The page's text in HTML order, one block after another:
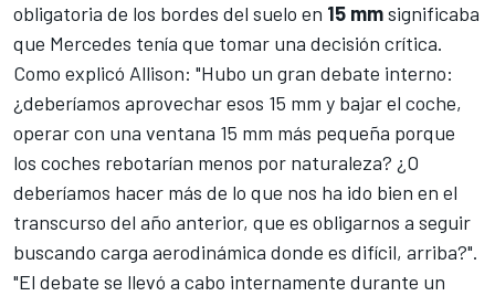
obligatoria de los bordes del suelo en 15 mmsignificaba
que Mercedes tenía que tomar una decisión crítica.
Como explicó Allison: "Hubo un gran debate interno:
¿deberíamos aprovechar esos 15 mm y bajar el coche,
operar con una ventana 15 mm más pequeña porque
los coches rebotarían menos por naturaleza? ¿O
deberíamos hacer más de lo que nos ha ido bien en el
transcurso del año anterior, que es obligarnos a seguir
buscando carga aerodinámica donde es difícil, arriba?".
"El debate se llevó a cabo internamente durante un